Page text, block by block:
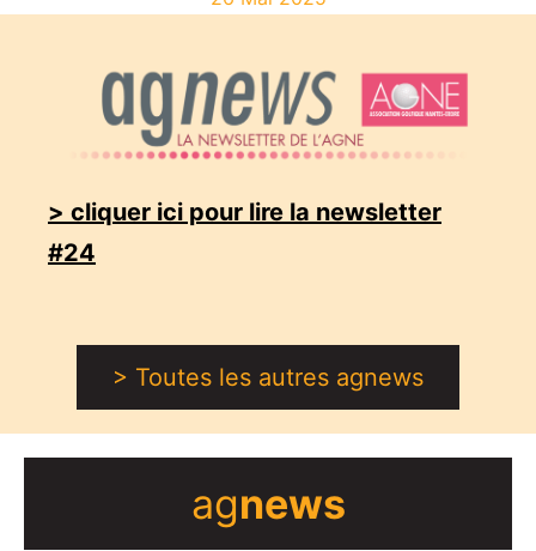
agnews
> cliquer ici pour lire la newsletter
#24
> Toutes les autres agnews